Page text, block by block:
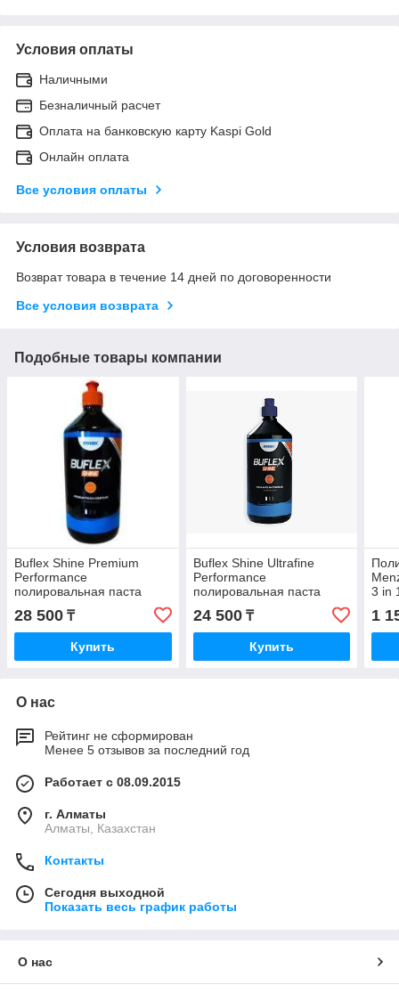
Условия оплаты
Наличными
Безналичный расчет
Оплата на банковскую карту Kaspi Gold
Онлайн оплата
Все условия оплаты
Условия возврата
Возврат товара в течение 14 дней по договоренности
Все условия возврата
Подобные товары компании
Buflex Shine Premium
Performance
полировальная паста
Kovax 1 кг (8582100)
28 500 ₸
Купить
Buflex Shine Ultrafine
Performance
полировальная паста
Kovax 1 кг (8582200)
24 500₸
Купить
3 in
1
О нас
Рейтинг не сформирован
Менее 5 отзывов за последний год
Работает с 08.09.2015
г. Алматы
Алматы, Казахстан
Контакты
Сегодня выходной
Показать весь график работы
О нас